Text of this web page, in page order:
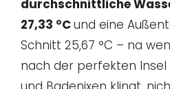
durchschnittliche
27,33 °Cund eine
Schnitt 25,67 °C – na
nach der perfekten